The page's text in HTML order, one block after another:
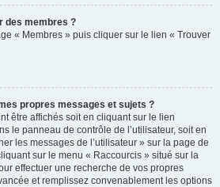
des membres ?
« Membres » puis cliquer sur le lien « Trouver
propres messages et sujets ?
être affichés soit en cliquant sur le lien
le panneau de contrôle de l’utilisateur, soit en
les messages de l’utilisateur » sur la page de
sur le menu « Raccourcis » situé sur la
effectuer une recherche de vos propres
et remplissez convenablement les options